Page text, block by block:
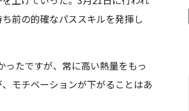
前の的確なパススキルを発揮し
ったですが、常に高い熱量をもっ
モチベーションが下がることはあ